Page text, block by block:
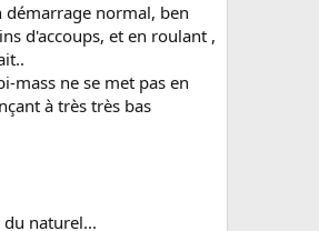
démarrage normal, ben
d'accoups, et en roulant ,
mass ne se met pas en
à très très bas
naturel...